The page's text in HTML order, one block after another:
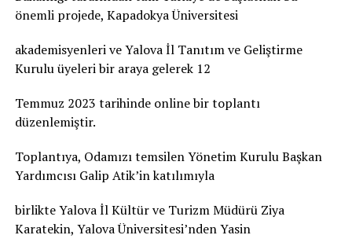
önemli projede, Kapadokya Üniversitesi
akademisyenleri ve Yalova İl Tanıtım ve Geliştirme
Kurulu üyeleri bir araya gelerek 12
Temmuz 2023 tarihinde online bir toplantı
düzenlemiştir.
Toplantıya, Odamızı temsilen Yönetim Kurulu Başkan
Yardımcısı Galip Atik’in katılımıyla
birlikte Yalova İl Kültür ve Turizm Müdürü Ziya
Karatekin, Yalova Üniversitesi’nden Yasin